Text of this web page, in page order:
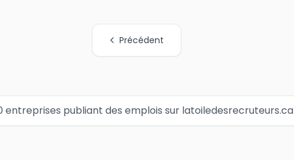
Précédent
entreprises publiant des emplois sur latoiledesrecruteurs.ca